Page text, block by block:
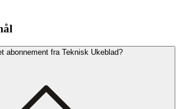
abonnement fra Teknisk Ukeblad?